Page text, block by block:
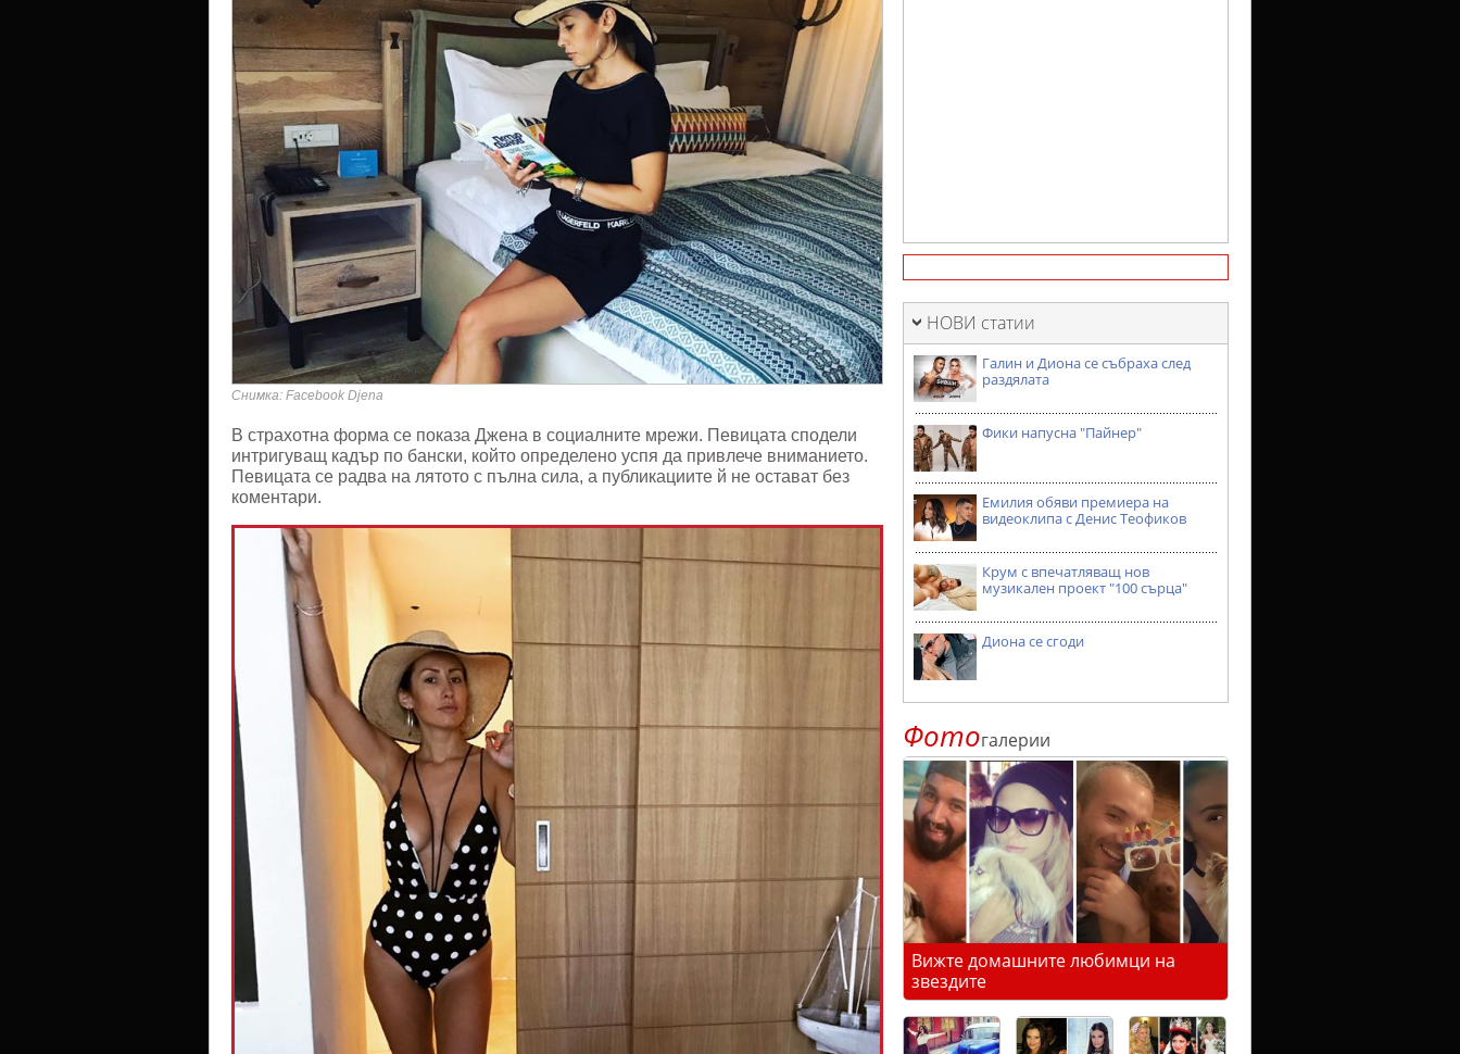
Снимка: Facebook Djena
В страхотна форма се показа Джена в социалните мрежи. Певицата сподели
интригуващ кадър по бански, който определено успя да привлече вниманието.
Певицата се радва на лятото с пълна сила, а публикациите й не остават без
коментари.
НОВИ статии
Галин и Диона се събраха след
раздялата
Фики напусна "Пайнер"
Емилия обяви премиера на
видеоклипа с Денис Теофиков
Крум с впечатляващ нов
музикален проект "100 сърца"
Диона се сгоди
Фотогалерии
Вижте домашните любимци на
звездите